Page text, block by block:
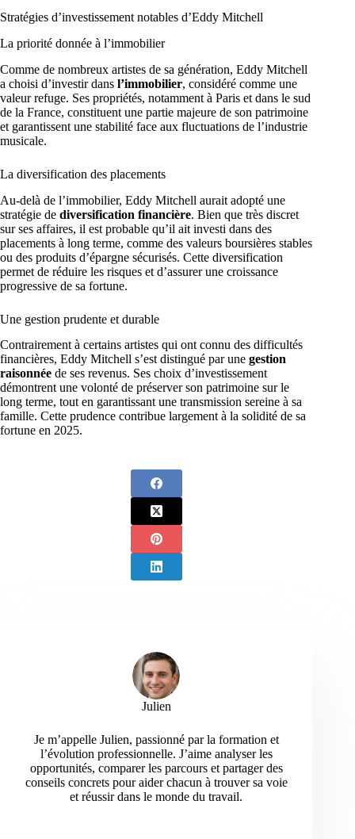
Stratégies d’investissement notables d’Eddy Mitchell
La priorité donnée à l’immobilier
Comme de nombreux artistes de sa génération, Eddy Mitchell
a choisi d’investir dans l’immobilier, considéré comme une
valeur refuge. Ses propriétés, notamment à Paris et dans le sud
de la France, constituent une partie majeure de son patrimoine
et garantissent une stabilité face aux fluctuations de l’industrie
musicale.
La diversification des placements
Au-delà de l’immobilier, Eddy Mitchell aurait adopté une
stratégie de diversification financière. Bien que très discret
sur ses affaires, il est probable qu’il ait investi dans des
placements à long terme, comme des valeurs boursières stables
ou des produits d’épargne sécurisés. Cette diversification
permet de réduire les risques et d’assurer une croissance
progressive de sa fortune.
Une gestion prudente et durable
Contrairement à certains artistes qui ont connu des difficultés
financières, Eddy Mitchell s’est distingué par une gestion
raisonnée de ses revenus. Ses choix d’investissement
démontrent une volonté de préserver son patrimoine sur le
long terme, tout en garantissant une transmission sereine à sa
famille. Cette prudence contribue largement à la solidité de sa
fortune en 2025.
Julien
Je m’appelle Julien, passionné par la formation et
l’évolution professionnelle. J’aime analyser les
opportunités, comparer les parcours et partager des
conseils concrets pour aider chacun à trouver sa voie
et réussir dans le monde du travail.